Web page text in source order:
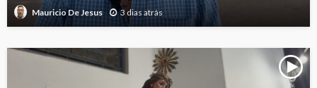
Mauricio De Jesus 3 dias atrás